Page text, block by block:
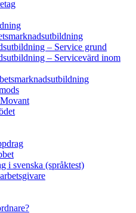
– Service grund
– Servicevärd inom
i svenska (språktest)